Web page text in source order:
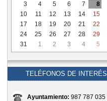
3
4 5 6 7 8
10
11 12 13 14 15
17
18 19 20 21 22
24
25 26 27 28 29
31
1 2 3 4 5
TELÉFONOS DE INTERÉS
Ayuntamiento: 987 787 035